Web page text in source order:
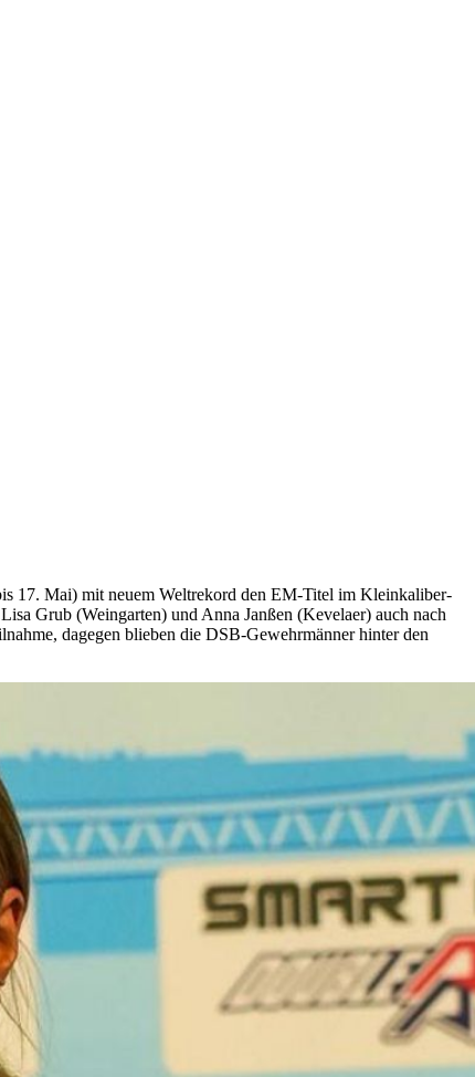
17. Mai) mit neuem Weltrekord den EM-Titel im Kleinkaliber-
Grub (Weingarten) und Anna Janßen (Kevelaer) auch nach
dagegen blieben die DSB-Gewehrmänner hinter den